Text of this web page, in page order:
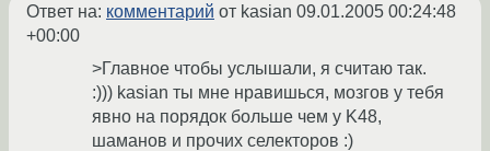
Ответ на: комментарий от kasian 09.01.2005 00:24:48
+00:00
>Главное чтобы услышали, я считаю так.
:))) kasian ты мне нравишься, мозгов у тебя
явно на порядок больше чем у K48,
шаманов и прочих селекторов :)